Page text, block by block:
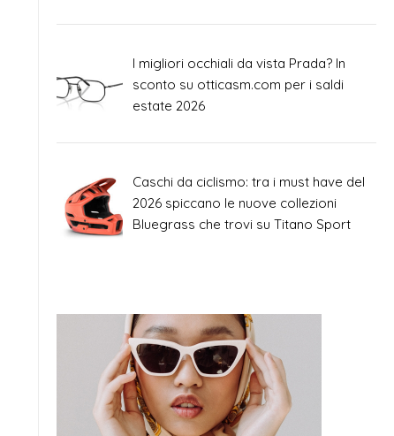
I migliori occhiali da vista Prada? In
sconto su otticasm.com per i saldi
estate 2026
Caschi da ciclismo: tra i must have del
2026 spiccano le nuove collezioni
Bluegrass che trovi su Titano Sport